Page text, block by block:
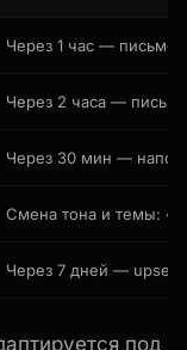
Через 1 час — письмо
Через 2 часа —
Через 30 мин —
Смена тона и темы:
Через 7 дней —
под